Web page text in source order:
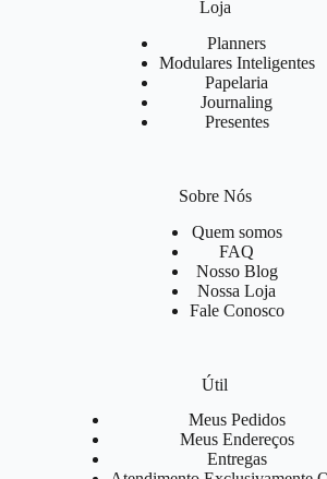
Loja
Planners
Modulares Inteligentes
Papelaria
Journaling
Presentes
Sobre Nós
Quem somos
FAQ
Nosso Blog
Nossa Loja
Fale Conosco
Útil
Meus Pedidos
Meus Endereços
Entregas